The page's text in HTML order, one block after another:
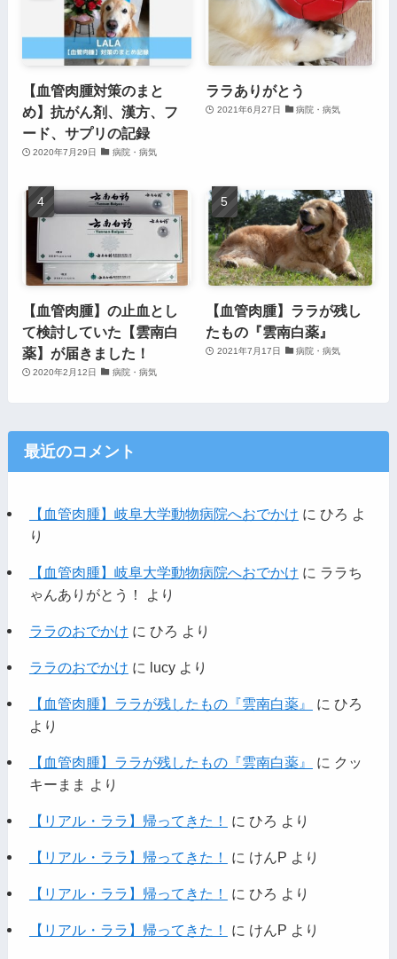
【血管肉腫対策のまと
め】抗がん剤、漢方、フ
ード、サプリの記録
2020年7月29日 病院・病気
ララありがとう
2021年6月27日 病院・病気
【血管肉腫】の止血とし
て検討していた【雲南白
薬】が届きました！
2020年2月12日 病院・病気
【血管肉腫】ララが残し
たもの『雲南白薬』
2021年7月17日 病院・病気
最近のコメント
【血管肉腫】岐阜大学動物病院へおでかけ に ひろ よ
り
【血管肉腫】岐阜大学動物病院へおでかけ に ララち
ゃんありがとう！
より
ララのおでかけ に ひろ より
ララのおでかけ に lucyより
【血管肉腫】ララが残したもの『雲南白薬』 に ひろ
より
【血管肉腫】ララが残したもの『雲南白薬』 に クッ
キーまま より
【リアル・ララ】帰ってきた！ に ひろ より
【リアル・ララ】帰ってきた！ に けんP より
【リアル・ララ】帰ってきた！ に ひろ より
【リアル・ララ】帰ってきた！ に けんP より